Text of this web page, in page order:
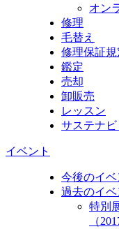
オン
修理
毛替え
修理保証規
鑑定
売却
卸販売
レッスン
サステナビ
イベント
今後のイベ
過去のイベ
特別
（